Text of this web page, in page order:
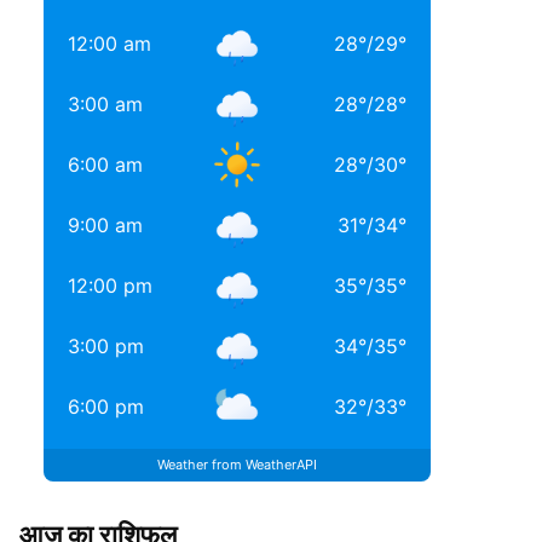
12:00 am 28°/29°
3:00 am 28°/28°
6:00 am 28°/30°
9:00 am 31°/34°
12:00 pm 35°/35°
3:00 pm 34°/35°
6:00 pm 32°/33°
Weather from WeatherAPI
आज का राशिफल